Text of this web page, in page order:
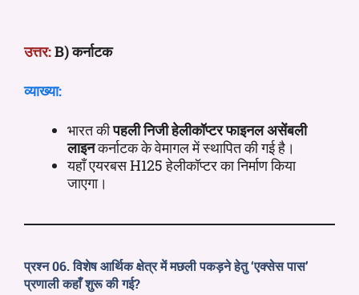
उत्तर:B) कर्नाटक
व्याख्या:
भारत कीपहली निजी हेलीकॉप्टर फाइनल असेंबली
लाइनकर्नाटक के वेमागल में स्थापित की गई है।
यहाँ एयरबस H125 हेलीकॉप्टर का निर्माण किया
जाएगा।
प्रश्न 06. विशेष आर्थिक क्षेत्र में मछली पकड़ने हेतु ‘एक्सेस पास’
प्रणाली कहाँ शुरू की गई?